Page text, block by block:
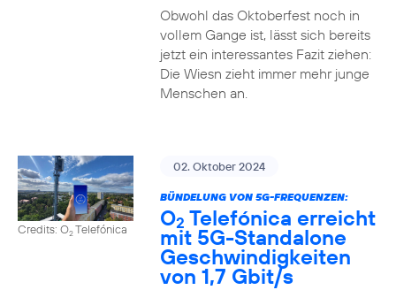
Obwohl das Oktoberfest noch in
vollem Gange ist, lässt sich bereits
jetzt ein interessantes Fazit ziehen:
Die Wiesn zieht immer mehr junge
Menschen an.
Credits: O2Telefónica
02. Oktober 2024
BÜNDELUNG VON 5G-FREQUENZEN:
O2 Telefónica erreicht
mit 5G-Standalone
Geschwindigkeiten
von 1,7 Gbit/s